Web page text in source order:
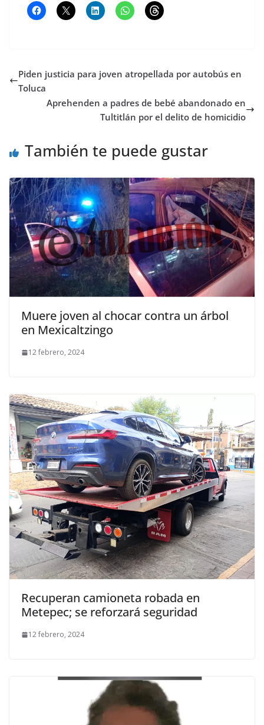
Piden justicia para joven atropellada por autobús en
Toluca
Aprehenden a padres de bebé abandonado en
Tultitlán por el delito de homicidio
También te puede gustar
Muere joven al chocar contra un árbol
en Mexicaltzingo
12 febrero, 2024
Recuperan camioneta robada en
Metepec; se reforzará seguridad
12 febrero, 2024